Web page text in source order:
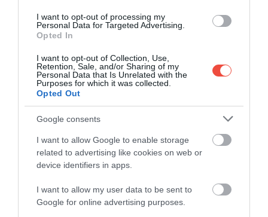
I want to opt-out of processing my
Personal Data for Targeted Advertising.
Opted In
I want to opt-out of Collection, Use,
Retention, Sale, and/or Sharing of my
Personal Data that Is Unrelated with the
Purposes for which it was collected.
Opted Out
Google consents
I want to allow Google to enable storage
related to advertising like cookies on web or
device identifiers in apps.
I want to allow my user data to be sent to
Google for online advertising purposes.
de a nemrég nyitott Le Servan
ahol a francia hagyományokat a délkelet-ázsiai
ízekkel vegyítik. A vegetáriánusok az izraeli–francia
Mizonétlapját olvasva fognak elolvadni, aki pedig
ebédjét páratlan kilátást élvezve költené el, a
Diadalívre néző, laza, családias hangulatú
felé vegye az irányt.
ÉDESSÉGEK LUXUS KIVITELBEN